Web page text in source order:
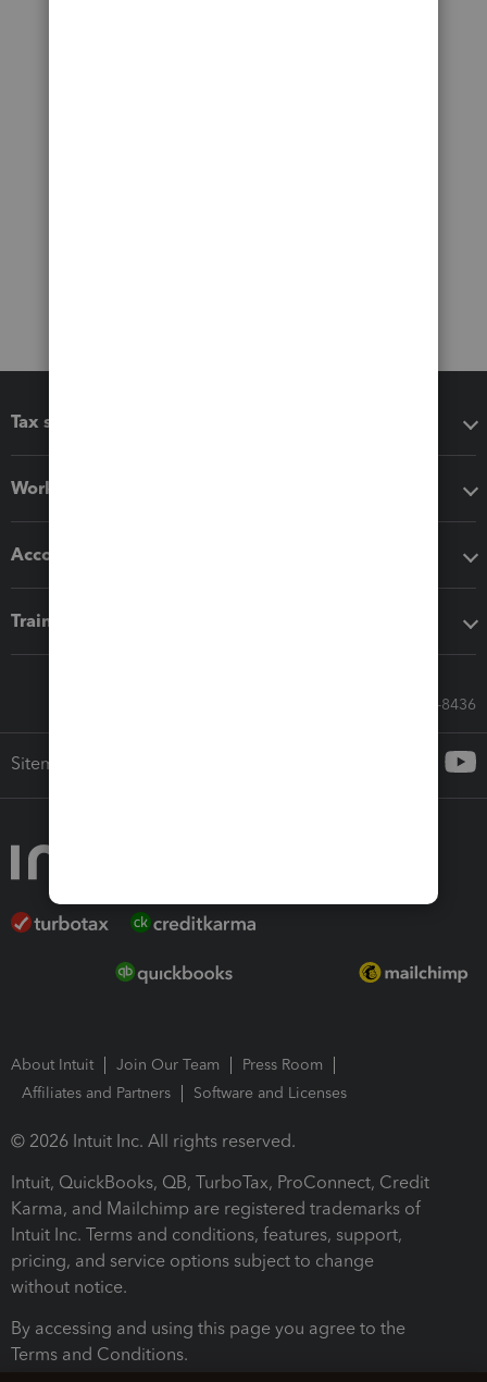
Tax software
Workflow add-ons
Accounting solutions
Training & support
Call Sales: 833-564-8436
Sitemap
About Intuit Join Our Team
Press Room
Affiliates and Partners
Software and Licenses
© 2026 Intuit Inc. All rights reserved.
Intuit, QuickBooks, QB, TurboTax, ProConnect, Credit
Karma, and Mailchimp are registered trademarks of
Intuit Inc. Terms and conditions, features, support,
pricing, and service options subject to change
without notice.
By accessing and using this page you agree to the
Terms and Conditions.